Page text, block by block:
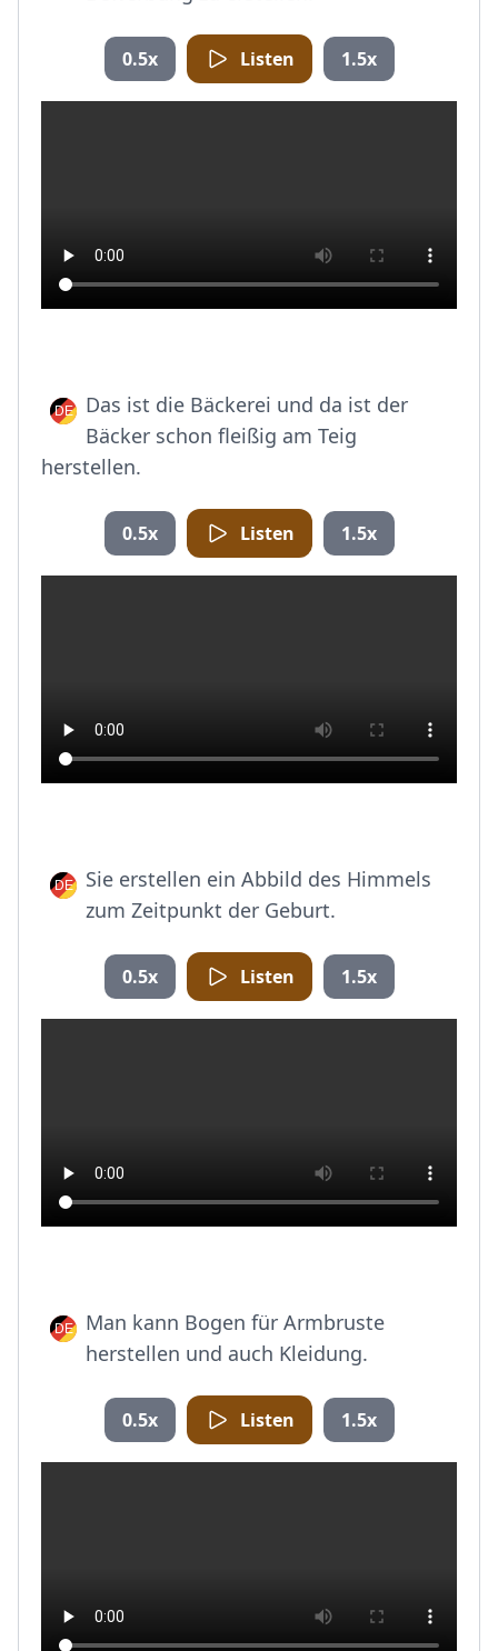
0.5x Listen 1.5x
Das ist die Bäckerei und da ist der
Bäcker schon fleißig am Teig
herstellen.
0.5x Listen 1.5x
Sie erstellen ein Abbild des Himmels
zum Zeitpunkt der Geburt.
0.5x Listen 1.5x
Man kann Bogen für Armbruste
herstellen und auch Kleidung.
0.5x Listen 1.5x